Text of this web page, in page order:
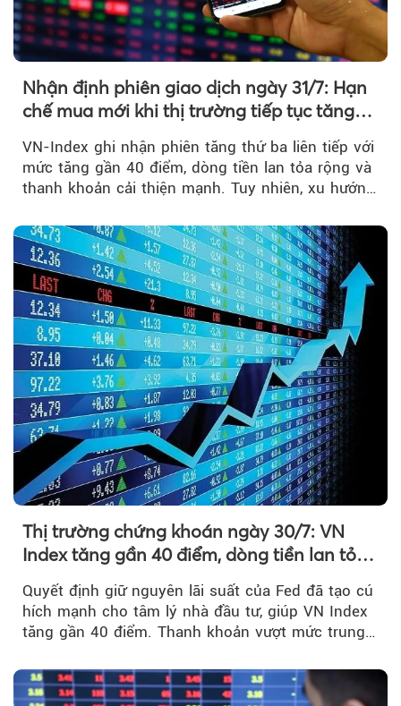
Nhận định phiên giao dịch ngày 31/7: Hạn
chế mua mới khi thị trường tiếp tục tăng
VN-Index ghi nhận phiên tăng thứ ba liên tiếp với
mức tăng gần 40 điểm, dòng tiền lan tỏa rộng và
thanh khoản cải thiện mạnh. Tuy nhiên, xu hướng
Thị trường chứng khoán ngày 30/7: VN
Index tăng gần 40 điểm, dòng tiền lan tỏa
mạnh sau tín hiệu tích cực từ Fed
Quyết định giữ nguyên lãi suất của Fed đã tạo cú
hích mạnh cho tâm lý nhà đầu tư, giúp VN Index
tăng gần 40 điểm. Thanh khoản vượt mức trung